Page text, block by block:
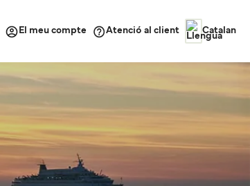
El meu compte Atenció al client Catalan